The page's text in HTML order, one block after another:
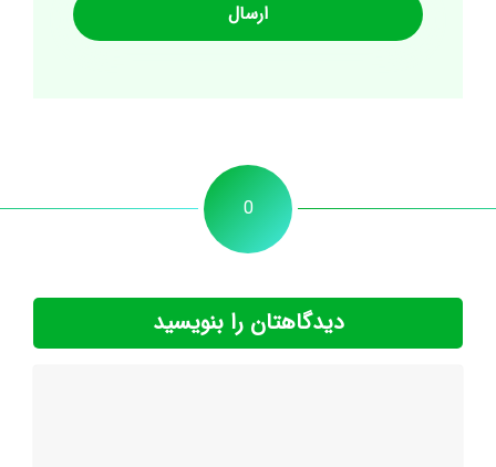
0
دیدگاهتان را بنویسید